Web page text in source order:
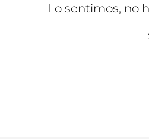
Lo sentimos, no